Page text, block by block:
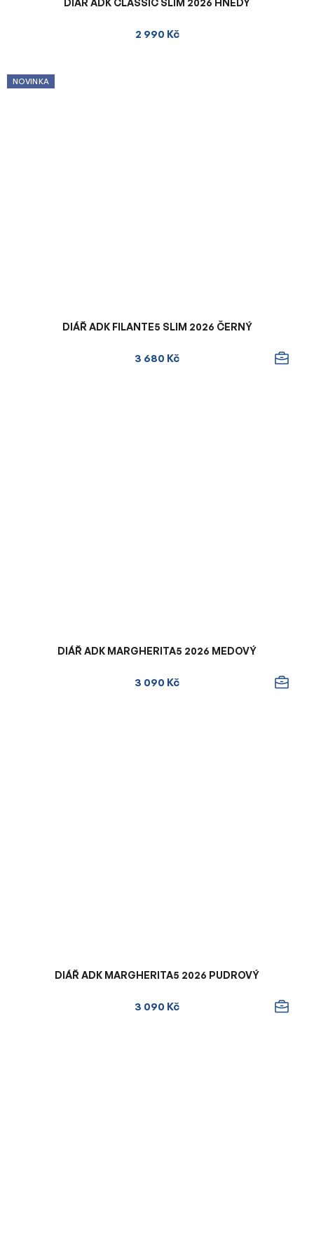
2 990 Kč
NOVINKA
DIÁŘ ADK FILANTE5 SLIM 2026 ČERNÝ
3 680 Kč
DIÁŘ ADK MARGHERITA5 2026 MEDOVÝ
3 090 Kč
DIÁŘ ADK MARGHERITA5 2026 PUDROVÝ
3 090 Kč